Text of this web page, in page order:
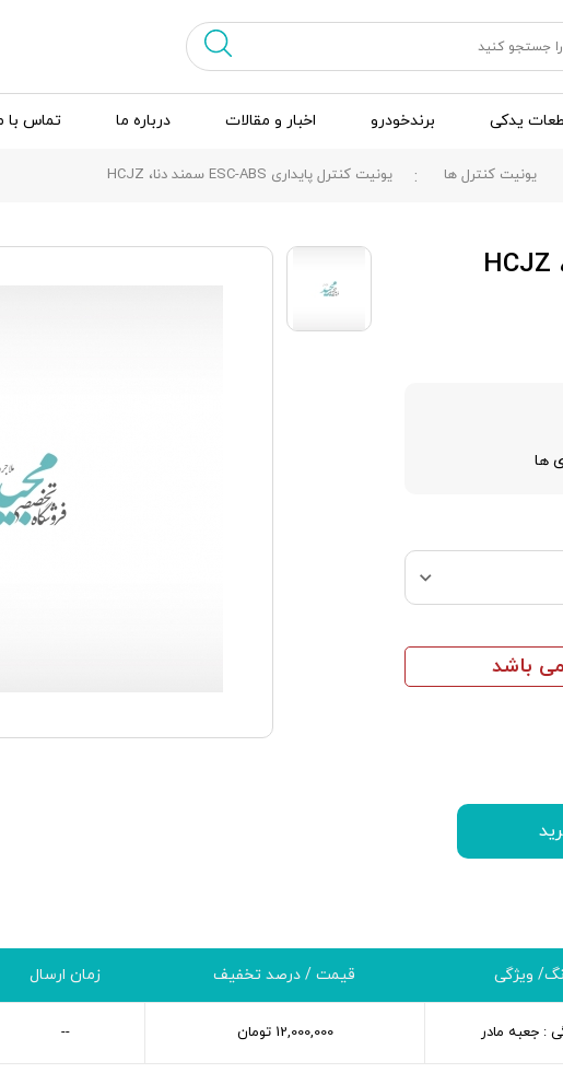
یدکی برندخودرو اخبار و مقالات درباره ما تماس با
یونیت کنترل ها یونیت کنترل پایداری ESC-ABS سمند دنا، HCJZ
ها
باشد
ویژگی قیمت / درصد تخفیف زمان ارسال
: جعبه مادر 12,000,000 تومان --